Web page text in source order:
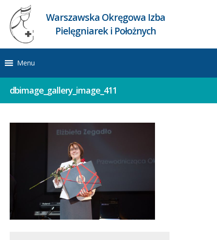
Warszawska Okręgowa Izba
Pielęgniarek i Położnych
Menu
dbimage_gallery_image_411